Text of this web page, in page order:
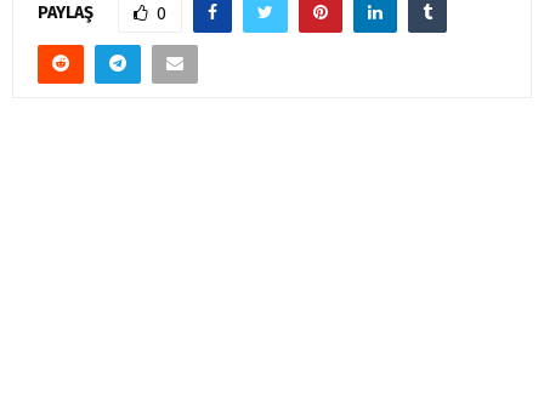
PAYLAŞ 0